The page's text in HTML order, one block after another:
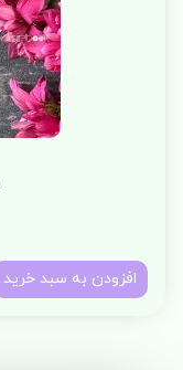
افزودن به سبد خرید